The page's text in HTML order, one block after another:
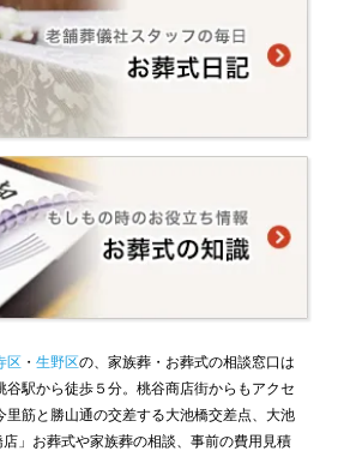
区 ・ 生野区の、家族葬・お葬式の相談窓口は
谷駅から徒歩５分。桃谷商店街からもアクセ
里筋と勝山通の交差する大池橋交差点、大池
」お葬式や家族葬の相談、事前の費用見積